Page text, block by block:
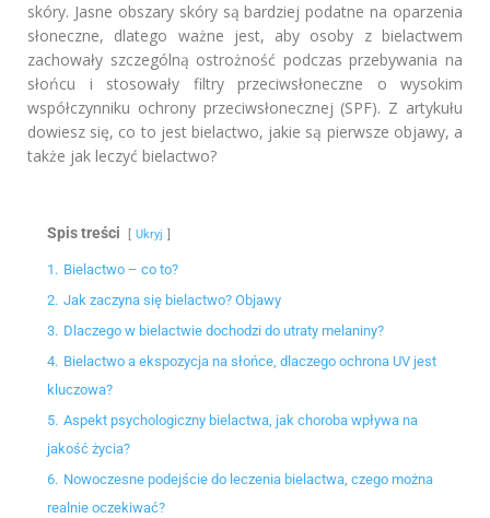
skóry. Jasne obszary skóry są bardziej podatne na oparzenia
słoneczne, dlatego ważne jest, aby osoby z bielactwem
zachowały szczególną ostrożność podczas przebywania na
słońcu i stosowały filtry przeciwsłoneczne o wysokim
współczynniku ochrony przeciwsłonecznej (SPF). Z artykułu
dowiesz się, co to jest bielactwo, jakie są pierwsze objawy, a
także jak leczyć bielactwo?
Spis treści Ukryj
1. Bielactwo – co to?
2. Jak zaczyna się bielactwo? Objawy
3. Dlaczego w bielactwie dochodzi do utraty melaniny?
4. Bielactwo a ekspozycja na słońce, dlaczego ochrona UV jest
kluczowa?
5. Aspekt psychologiczny bielactwa, jak choroba wpływa na
jakość życia?
6. Nowoczesne podejście do leczenia bielactwa, czego można
realnie oczekiwać?